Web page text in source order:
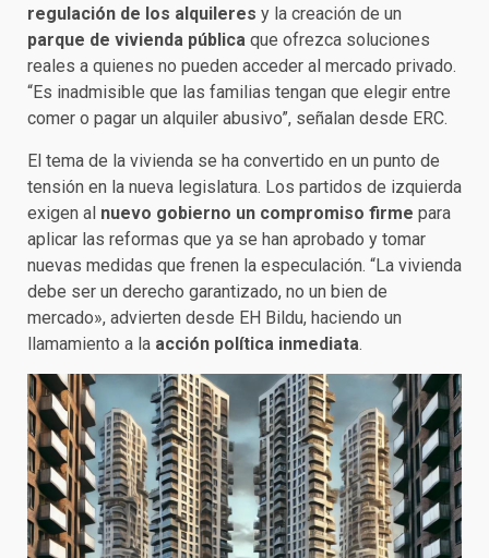
regulación de los alquileres y la creación de un
parque de vivienda pública que ofrezca soluciones
reales a quienes no pueden acceder al mercado privado.
“Es inadmisible que las familias tengan que elegir entre
comer o pagar un alquiler abusivo”, señalan desde ERC.
El tema de la vivienda se ha convertido en un punto de
tensión en la nueva legislatura. Los partidos de izquierda
exigen al nuevo gobierno un compromiso firme para
aplicar las reformas que ya se han aprobado y tomar
nuevas medidas que frenen la especulación. “La vivienda
debe ser un derecho garantizado, no un bien de
mercado», advierten desde EH Bildu, haciendo un
llamamiento a la acción política inmediata.